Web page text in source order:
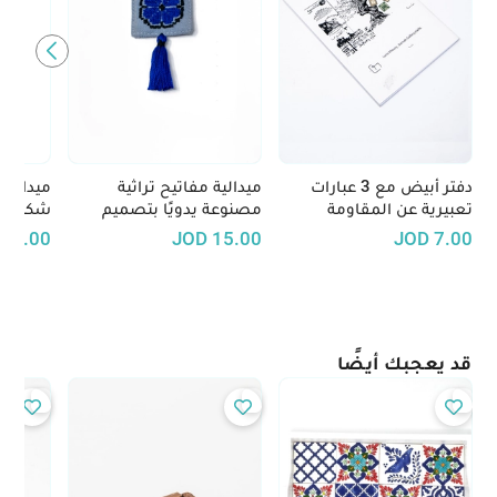
دفتر أبيض مع 3 عبارات
تعبيرية عن المقاومة
الفلسطينية
7.00
JOD
ميدالية مفاتيح تراثية
مصنوعة يدويًا بتصميم
تطريز فلاحي - متوفرة بعدّة
15.00
JOD
شكل
8.00
قد يعجبك أيضًا